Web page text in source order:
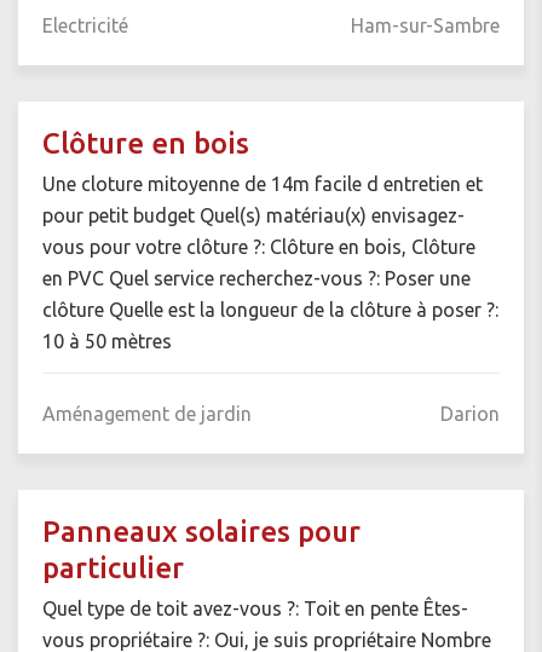
Electricité Ham-sur-Sambre
Clôture en bois
Une cloture mitoyenne de 14m facile d entretien et
pour petit budget Quel(s) matériau(x) envisagez-
vous pour votre clôture ?: Clôture en bois, Clôture
en PVC Quel service recherchez-vous ?: Poser une
clôture Quelle est la longueur de la clôture à poser ?:
10 à 50 mètres
Aménagement de jardin Darion
Panneaux solaires pour
particulier
Quel type de toit avez-vous ?: Toit en pente Êtes-
vous propriétaire ?: Oui, je suis propriétaire Nombre